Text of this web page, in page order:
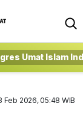
Umat Islam
Feb 2026, 05:48 WIB